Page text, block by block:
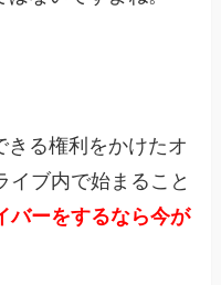
る権利をかけたオ
イブ内で始まること
バーをするなら今が